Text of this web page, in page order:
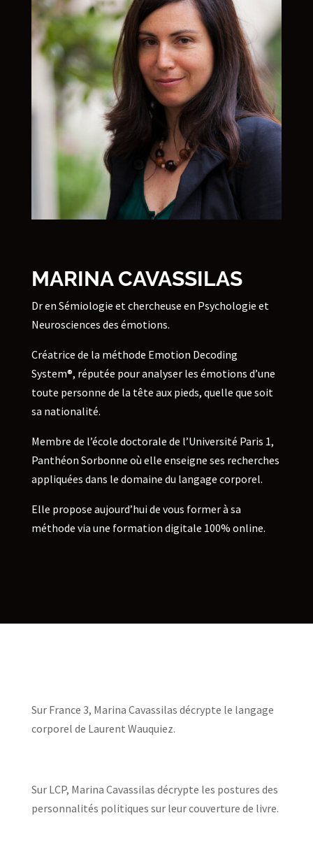
MARINA CAVASSILAS
Dr en Sémiologie et chercheuse en Psychologie et
Neurosciences des émotions.
Créatrice de la méthode Emotion Decoding
System®, réputée pour analyser les émotions d’une
toute personne de la tête aux pieds, quelle que soit
sa nationalité.
Membre de l’école doctorale de l’Université Paris 1,
Panthéon Sorbonne où elle enseigne ses recherches
appliquées dans le domaine du langage corporel.
Elle propose aujourd’hui de vous former à sa
méthode via une formation digitale 100% online.
Sur France 3, Marina Cavassilas décrypte le langage
corporel de Laurent Wauquiez.
Sur LCP, Marina Cavassilas décrypte les postures des
personnalités politiques sur leur couverture de livre.